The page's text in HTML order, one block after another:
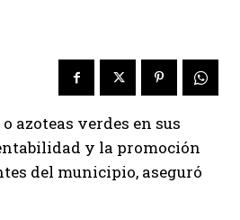
azoteas verdes en sus
y la promoción
del municipio, aseguró